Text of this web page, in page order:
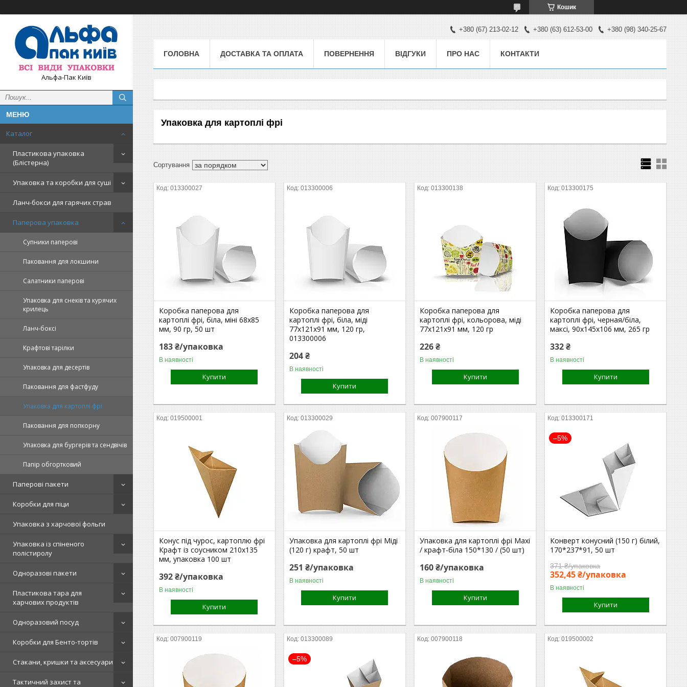
Кошик
Альфа-Пак Київ
Каталог
Пластикова упаковка
(Блістерна)
Упаковка та коробки для суші
Ланч-бокси для гарячих страв
Паперова упаковка
Супники паперові
Паковання для локшини
Салатники паперові
Упаковка для снеків та курячих
крилець
Ланч-боксі
Крафтові тарілки
Упаковка для десертів
Паковання для фастфуду
Упаковка для картоплі фрі
Паковання для попкорну
Упаковка для бургерів та сендвічів
Папір обгортковий
Паперові пакети
Коробки для піци
Упаковка з харчової фольги
Упаковка із спіненого
полістиролу
Одноразові пакети
Пластикова тара для
харчових продуктів
Одноразовий посуд
Коробки для Бенто-тортів
Стакани, кришки та аксесуари
Тактичний захист та
+380 (67) 213-02-12 +380 (63) 612-53-00 +380 (98) 340-25-67
ГОЛОВНА ДОСТАВКА ТА ОПЛАТА ПОВЕРНЕННЯ ВІДГУКИ ПРО НАС КОНТАКТИ
Упаковка для картоплі фрі
013300027
Коробка паперова для
картоплі фрі, біла, міні 68х85
мм, 90 гр, 50 шт
183 ₴/упаковка
В наявності
Купити
013300006
Коробка паперова для
картоплі фрі, біла, міді
77х121х91 мм, 120 гр,
013300006
204 ₴
В наявності
Купити
013300138
Коробка паперова для
картоплі фрі, кольорова, міді
77х121х91 мм, 120 гр
226 ₴
В наявності
Купити
013300175
Коробка паперова для
картоплі фрі, черная/біла,
максі, 90х145х106 мм, 265 гр
332 ₴
В наявності
Купити
019500001
Конус під чурос, картоплю фрі
Крафт із соусником 210х135
мм, упаковка 100 шт
392 ₴/упаковка
В наявності
Купити
013300029
Упаковка для картоплі фрі Міді
(120 г) крафт, 50 шт
251 ₴/упаковка
В наявності
Купити
007900117
Упаковка для картоплі фрі Maхі
/ крафт-біла 150*130 / (50 шт)
160 ₴/упаковка
В наявності
Купити
013300171
–5%
Конверт конусний (150 г) білий,
170*237*91, 50 шт
371 ₴/упаковка
352,45 ₴/упаковка
В наявності
Купити
007900119 013300089
–5%
007900118 019500002